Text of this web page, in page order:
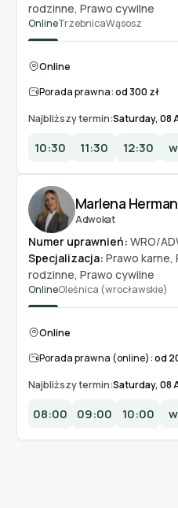
rodzinne, Prawo cywilne
OnlineTrzebnicaWąsosz
Online
Porada prawna:od 300 zł
Najbliższy termin:Saturday, 08
10:30 11:30 12:30
Adwokat
Marlena
Numer uprawnień: WRO/
Specjalizacja: Prawo karne,
rodzinne, Prawo cywilne
OnlineOleśnica (wrocławskie)
Online
Porada prawna (online):od
Najbliższy termin:Saturday, 08
08:00 09:00 10:00